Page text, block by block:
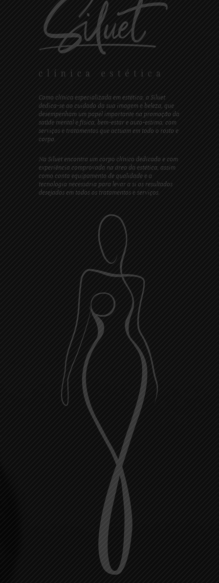
Como clínica especializada em estética, a Siluet
dedica-se ao cuidado da sua imagem e beleza, que
desempenham um papel importante na promoção da
saúde mental e física, bem-estar e auto-estima, com
serviços e tratamentos que actuam em todo o rosto e
corpo.
Na Siluet encontra um corpo clínico dedicado e com
experiência comprovada na área da estética, assim
como conta equipamento de qualidade e a
tecnologia necessária para levar a si os resultados
desejados em todos os tratamentos e serviços.